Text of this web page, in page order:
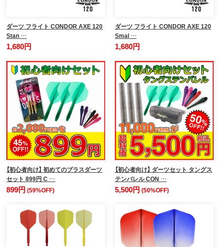
ダーツ フライト CONDOR AXE 120
Stan …
1,680円
ダーツ フライト CONDOR AXE 120
Smal …
1,680円
【初心者向け】 初めてのブラスダーツ
セット 899円 C …
899円(59%OFF)
【初心者向け】 ダーツセット タングス
テンバレル CON …
5,500円 (50%OFF)